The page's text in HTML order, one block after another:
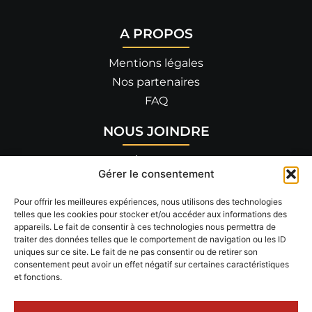
Gérer le consentement
Pour offrir les meilleures expériences, nous utilisons des technologies
telles que les cookies pour stocker et/ou accéder aux informations des
appareils. Le fait de consentir à ces technologies nous permettra de
traiter des données telles que le comportement de navigation ou les ID
uniques sur ce site. Le fait de ne pas consentir ou de retirer son
consentement peut avoir un effet négatif sur certaines caractéristiques
et fonctions.
A PROPOS
Mentions légales
Nos partenaires
FAQ
NOUS JOINDRE
455 allée de Savoie
26300 BOURG-DE-PÉAGE
04 75 90 14 82
RÉSEAUX SOCIAUX
Suivez-nous !